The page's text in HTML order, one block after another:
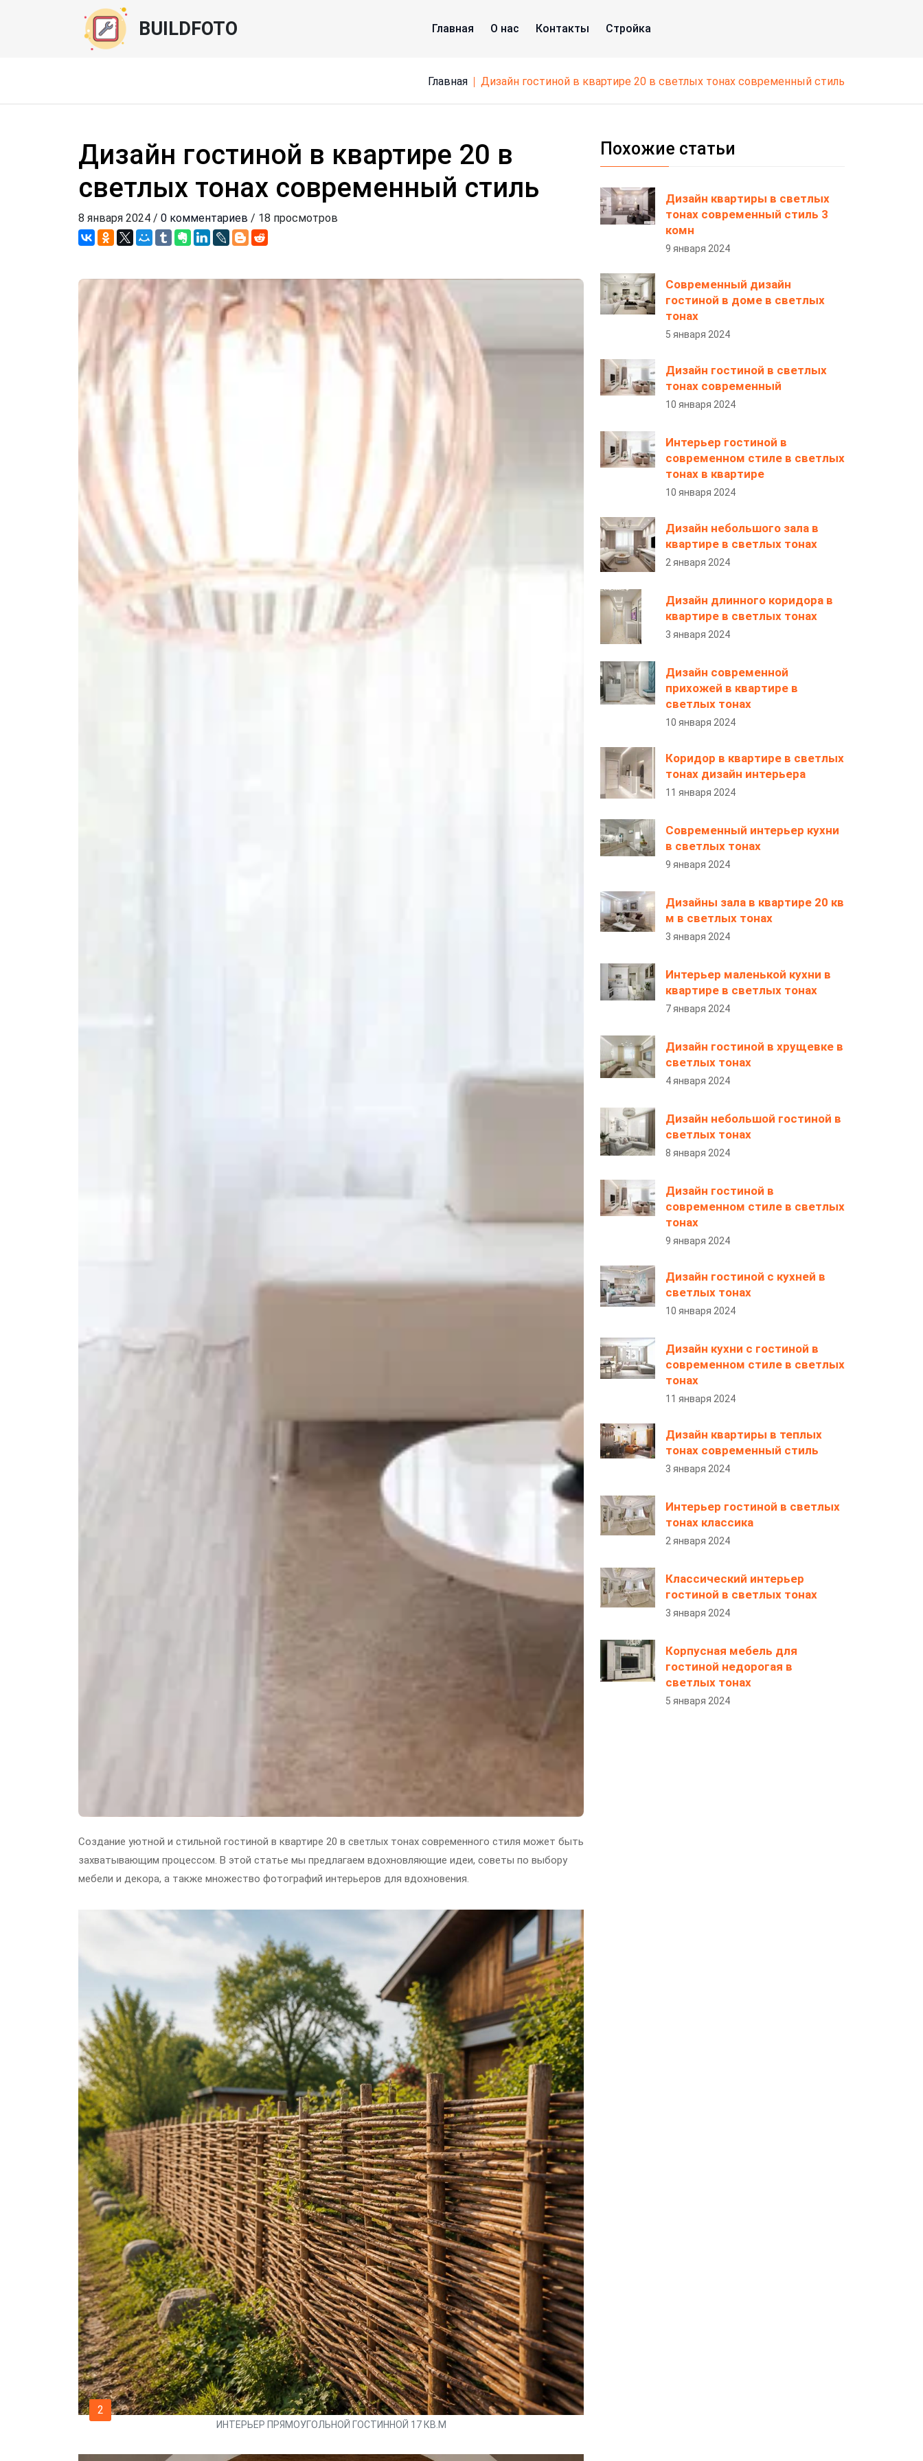
BUILDFOTO Главная О нас Контакты Стройка
Главная дизайн гостиной в квартире 20 в светлых тонах современный стиль
Дизайн гостиной в квартире 20 в
светлых тонах современный стиль
8 января 2024 / 0 комментариев / 18 просмотров
Создание уютной и стильной гостиной в квартире 20 в светлых тонах современного стиля может быть
захватывающим процессом. В этой статье мы предлагаем вдохновляющие идеи, советы по выбору
мебели и декора, а также множество фотографий интерьеров для вдохновения.
2
ИНТЕРЬЕР ПРЯМОУГОЛЬНОЙ ГОСТИННОЙ 17 КВ.М
Похожие статьи
Дизайн квартиры в светлых
тонах современный стиль 3
комн
9 января 2024
Современный дизайн
гостиной в доме в светлых
тонах
5 января 2024
Дизайн гостиной в светлых
тонах современный
10 января 2024
Интерьер гостиной в
современном стиле в светлых
тонах в квартире
10 января 2024
Дизайн небольшого зала в
квартире в светлых тонах
2 января 2024
Дизайн длинного коридора в
квартире в светлых тонах
3 января 2024
Дизайн современной
прихожей в квартире в
светлых тонах
10 января 2024
Коридор в квартире в светлых
тонах дизайн интерьера
11 января 2024
Современный интерьер кухни
в светлых тонах
9 января 2024
Дизайны зала в квартире 20 кв
м в светлых тонах
3 января 2024
Интерьер маленькой кухни в
квартире в светлых тонах
7 января 2024
Дизайн гостиной в хрущевке в
светлых тонах
4 января 2024
Дизайн небольшой гостиной в
светлых тонах
8 января 2024
Дизайн гостиной в
современном стиле в светлых
тонах
9 января 2024
Дизайн гостиной с кухней в
светлых тонах
10 января 2024
Дизайн кухни с гостиной в
современном стиле в светлых
тонах
11 января 2024
Дизайн квартиры в теплых
тонах современный стиль
3 января 2024
Интерьер гостиной в светлых
тонах классика
2 января 2024
Классический интерьер
гостиной в светлых тонах
3 января 2024
Корпусная мебель для
гостиной недорогая в
светлых тонах
5 января 2024